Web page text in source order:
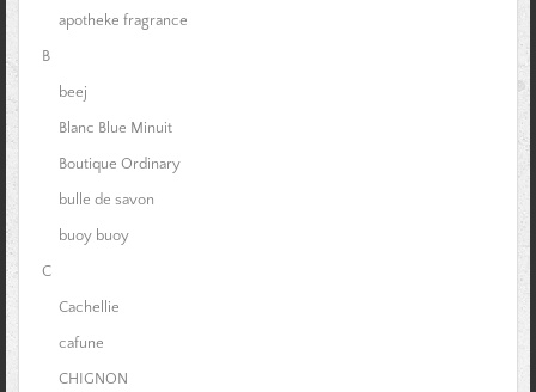
apotheke fragrance
B
beej
Blanc Blue Minuit
Boutique Ordinary
bulle de savon
buoy buoy
C
Cachellie
cafune
CHIGNON